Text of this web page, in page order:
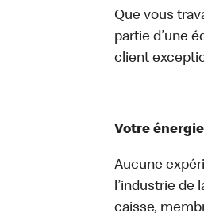
Que vous
partie d’une
client
Votre
Aucune
l’industrie de
caisse,